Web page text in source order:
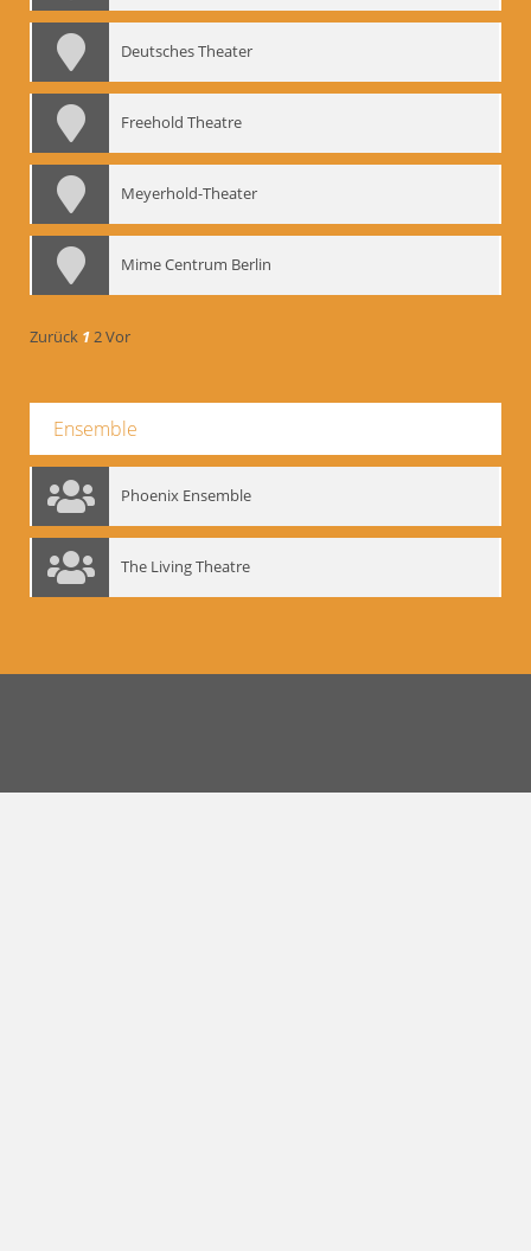
Deutsches Theater
Freehold Theatre
Meyerhold-Theater
Mime Centrum Berlin
Zurück 12Vor
Ensemble
Phoenix Ensemble
The Living Theatre